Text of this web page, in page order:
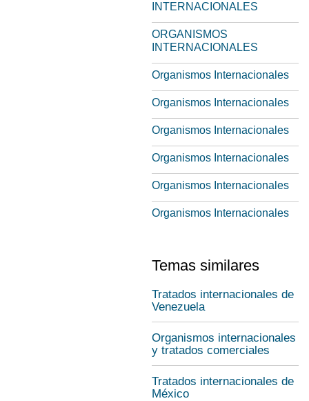
INTERNACIONALES
ORGANISMOS
INTERNACIONALES
Organismos Internacionales
Organismos Internacionales
Organismos Internacionales
Organismos Internacionales
Organismos Internacionales
Organismos Internacionales
Temas similares
Tratados internacionales de
Venezuela
Organismos internacionales
y tratados comerciales
Tratados internacionales de
México